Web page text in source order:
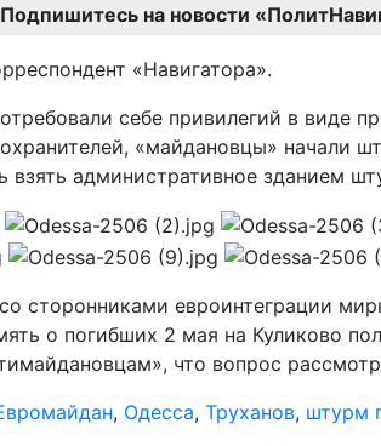
Подпишитесь на новости
«Навигатора».
себе привилегий в виде
«майдановцы» начали
взять административное зданием
сторонниками евроинтеграции
о погибших 2 мая на Куликово
что вопрос
, Одесса, Труханов, штурм